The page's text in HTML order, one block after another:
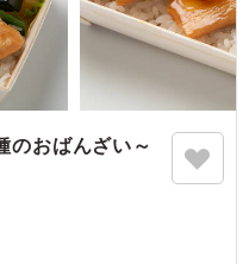
のおばんざい～